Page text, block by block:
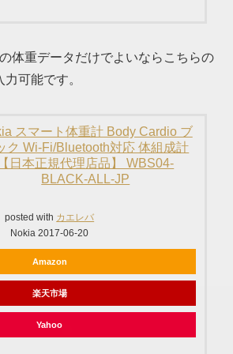
体重データだけでよいならこちらの
可能です。
スマート体重計 Body Cardio ブ
ク Wi-Fi/Bluetooth対応 体組成計
【日本正規代理店品】 WBS04-
BLACK-ALL-JP
posted with カエレバ
Nokia 2017-06-20
Amazon
楽天市場
Yahoo